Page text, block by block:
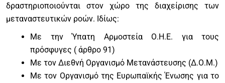
δραστηριοποιούνται στον χώρο της διαχείρισης των
μεταναστευτικών ροών. Ιδίως:
Με την Ύπατη Αρμοστεία Ο.Η.Ε. για τους
πρόσφυγες ( άρθρο 91)
Με τον Διεθνή Οργανισμό Μετανάστευσης (Δ.Ο.Μ.)
Με τον Οργανισμό της Ευρωπαϊκής Ένωσης για το